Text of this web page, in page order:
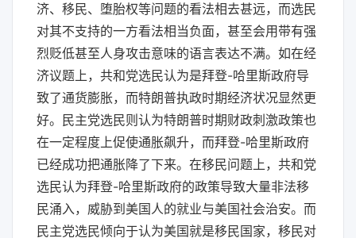
济、移民、堕胎权等问题的看法相去甚远，而选民
对其不支持的一方看法相当负面，甚至会用带有强
烈贬低甚至人身攻击意味的语言表达不满。如在经
济议题上，共和党选民认为是拜登-哈里斯政府导
致了通货膨胀，而特朗普执政时期经济状况显然更
好。民主党选民则认为特朗普时期财政刺激政策也
在一定程度上促使通胀飙升，而拜登-哈里斯政府
已经成功把通胀降了下来。在移民问题上，共和党
选民认为拜登-哈里斯政府的政策导致大量非法移
民涌入，威胁到美国人的就业与美国社会治安。而
民主党选民倾向于认为美国就是移民国家，移民对